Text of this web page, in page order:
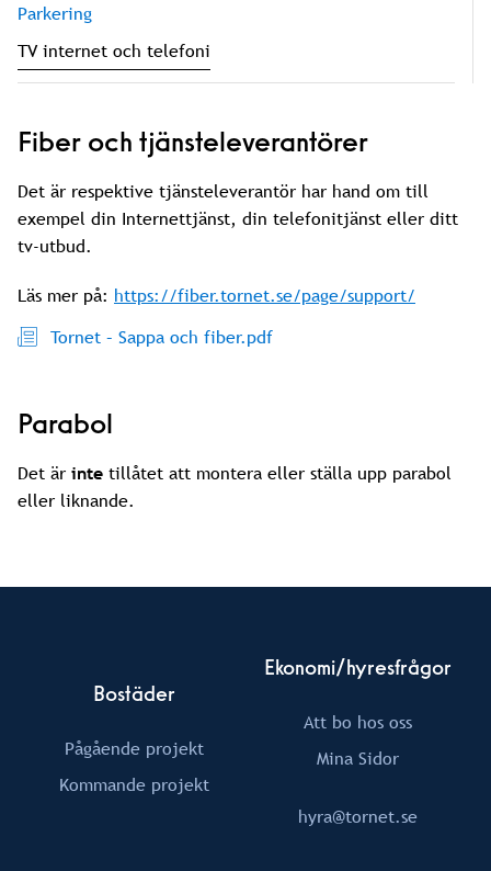
Parkering
TV internet och telefoni
Fiber och tjänsteleverantörer
Det är respektive tjänsteleverantör har hand om till
exempel din Internettjänst, din telefonitjänst eller ditt
tv-utbud.
Läs mer på: https://fiber.tornet.se/page/support/
Tornet – Sappa och fiber.pdf
Parabol
Det är inte tillåtet att montera eller ställa upp parabol
eller liknande.
Bostäder
Pågående projekt
Kommande projekt
Ekonomi/hyresfrågor
Att bo hos oss
Mina Sidor
hyra@tornet.se